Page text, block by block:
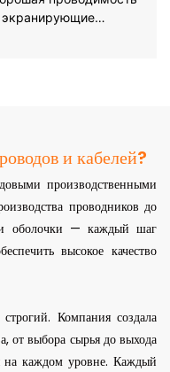
экранирующие
и кабелей?
производственными
проводников до
и оболочки — каждый шаг
высокое качество
Компания создала
от выбора сырья до выхода
на каждом уровне. Каждый